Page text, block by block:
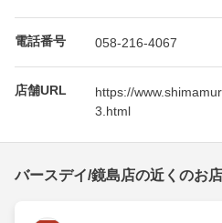
電話番号 058-216-4067
店舗URL
https://
3.html
バースデイ/鏡島店の近くのお店